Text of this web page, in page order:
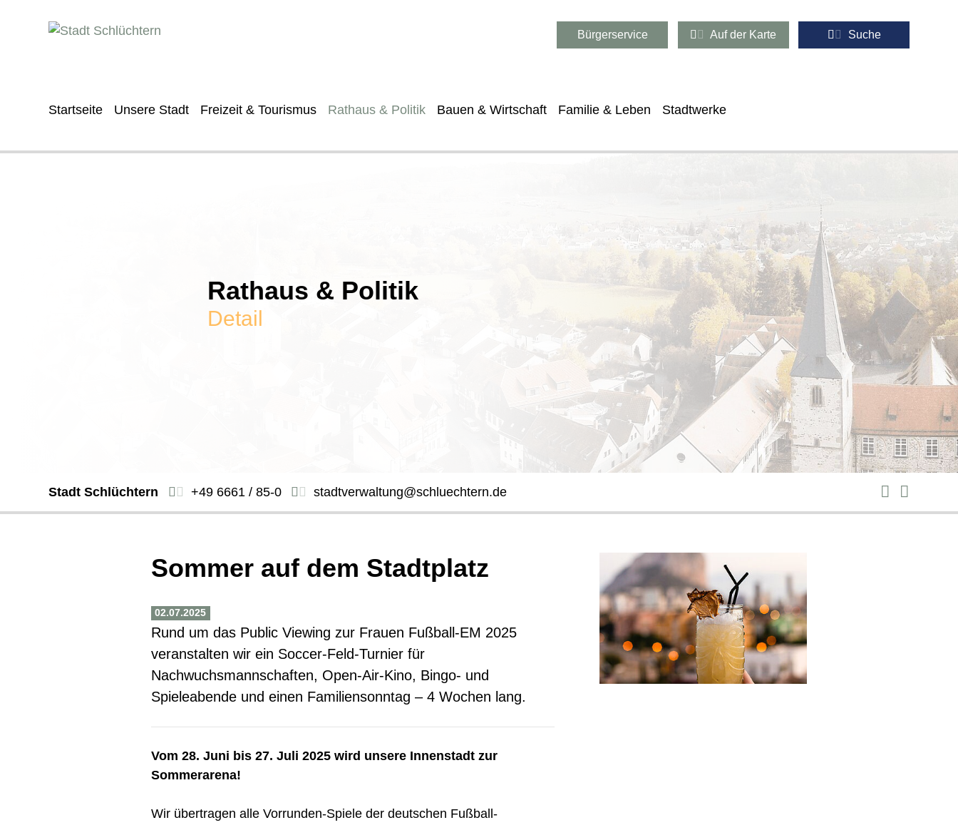
Bürgerservice Auf der Karte Suche
Startseite Unsere Stadt Freizeit & Tourismus Rathaus & Politik Bauen & Wirtschaft Familie & Leben Stadtwerke
Rathaus & Politik
Detail
Stadt Schlüchtern +49 6661 / 85-0 stadtverwaltung@schluechtern.de
Sommer auf dem Stadtplatz
02.07.2025
Rund um das Public Viewing zur Frauen Fußball-EM 2025
veranstalten wir ein Soccer-Feld-Turnier für
Nachwuchsmannschaften, Open-Air-Kino, Bingo- und
Spieleabende und einen Familiensonntag – 4 Wochen lang.
Vom 28. Juni bis 27. Juli 2025 wird unsere Innenstadt zur
Sommerarena!
Wir übertragen alle Vorrunden-Spiele der deutschen Fußball-